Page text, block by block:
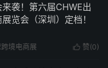
袭！第六届CHWE出
览会（深圳）定档！
 赞(0)
境电商展